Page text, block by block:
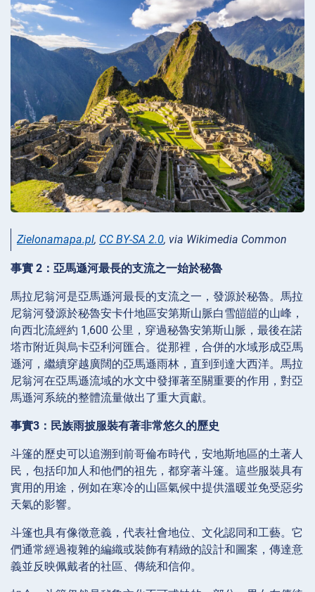
Zielonamapa.pl, CC BY-SA 2.0, via Wikimedia Common
事實 2：亞馬遜河最長的支流之一始於秘魯
馬拉尼翁河是亞馬遜河最長的支流之一，發源於秘魯。馬拉
尼翁河發源於秘魯安卡什地區安第斯山脈白雪皚皚的山峰，
向西北流經約 1,600 公里，穿過秘魯安第斯山脈，最後在諾
塔市附近與烏卡亞利河匯合。從那裡，合併的水域形成亞馬
遜河，繼續穿越廣闊的亞馬遜雨林，直到到達大西洋。馬拉
尼翁河在亞馬遜流域的水文中發揮著至關重要的作用，對亞
馬遜河系統的整體流量做出了重大貢獻。
事實3：民族雨披服裝有著非常悠久的歷史
斗篷的歷史可以追溯到前哥倫布時代，安地斯地區的土著人
民，包括印加人和他們的祖先，都穿著斗篷。這些服裝具有
實用的用途，例如在寒冷的山區氣候中提供溫暖並免受惡劣
天氣的影響。
斗篷也具有像徵意義，代表社會地位、文化認同和工藝。它
們通常經過複雜的編織或裝飾有精緻的設計和圖案，傳達意
義並反映佩戴者的社區、傳統和信仰。